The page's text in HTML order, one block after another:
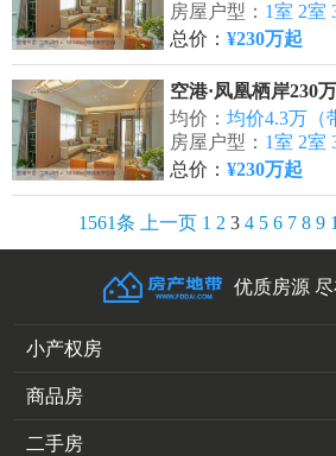
房屋户型： 1室 2室
总价：¥230万起
均价：均价4.3万（
房屋户型： 1室 2室
总价：¥230万起
1561条 上一页 1 2 3 4 5 6 7 8 9
优质房源
小产权房
商品房
二手房